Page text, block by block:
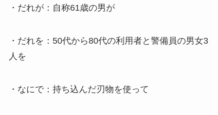
・だれが：自称61歳の男が
・だれを：50代から80代の利用者と警備員の男女3
人を
・なにで：持ち込んだ刃物を使って